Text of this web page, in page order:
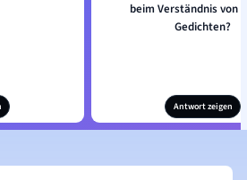
beim Verständnis von
Gedichten?
Antwort zeigen